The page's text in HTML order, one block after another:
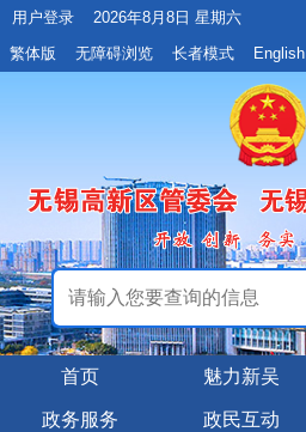
用户登录
2026年8月8日 星期六
繁体版
无障碍浏览 长者模式 English
首页 魅力新吴
政务服务 政民互动